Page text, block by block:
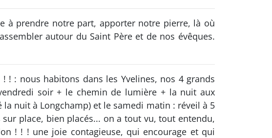
à prendre notre part, apporter notre pierre, là où
autour du Saint Père et de nos évêques.
! : nous habitons dans les Yvelines, nos 4 grands
soir + le chemin de lumière + la nuit aux
la nuit à Longchamp) et le samedi matin : réveil à 5
place, bien placés... on a tout vu, tout entendu,
! ! ! une joie contagieuse, qui encourage et qui